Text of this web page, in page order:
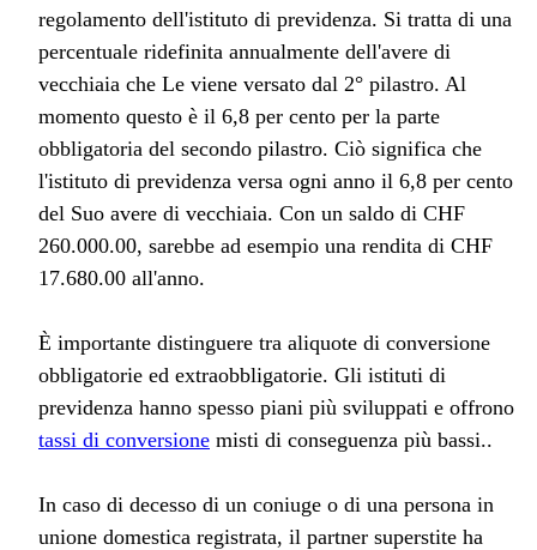
regolamento dell'istituto di previdenza. Si tratta di una
percentuale ridefinita annualmente dell'avere di
vecchiaia che Le viene versato dal 2° pilastro. Al
momento questo è il 6,8 per cento per la parte
obbligatoria del secondo pilastro. Ciò significa che
l'istituto di previdenza versa ogni anno il 6,8 per cento
del Suo avere di vecchiaia. Con un saldo di CHF
260.000.00, sarebbe ad esempio una rendita di CHF
17.680.00 all'anno.
È importante distinguere tra aliquote di conversione
obbligatorie ed extraobbligatorie. Gli istituti di
previdenza hanno spesso piani più sviluppati e offrono
tassi di conversione misti di conseguenza più bassi..
In caso di decesso di un coniuge o di una persona in
unione domestica registrata, il partner superstite ha